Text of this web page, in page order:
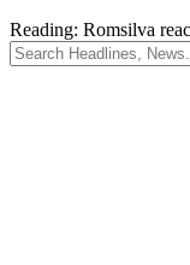
Reading: Romsilva